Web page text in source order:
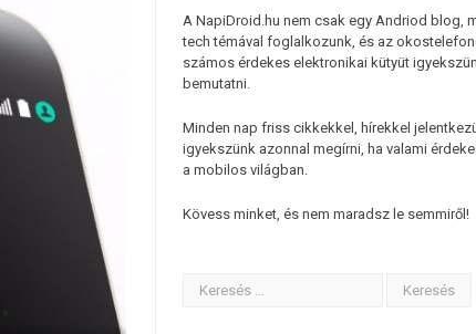
A NapiDroid.hu nem csak egy Andriod blog,
tech témával foglalkozunk, és az
számos érdekes elektronikai kütyüt
bemutatni.
Minden nap friss cikkekkel, hírekkel
igyekszünk azonnal megírni, ha valami
a mobilos világban.
Kövess minket, és nem maradsz le semmiről!